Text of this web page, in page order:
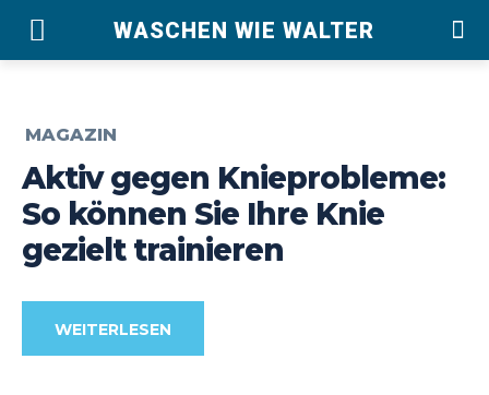
WASCHEN WIE WALTER
MAGAZIN
Aktiv gegen Knieprobleme:
So können Sie Ihre Knie
gezielt trainieren
WEITERLESEN